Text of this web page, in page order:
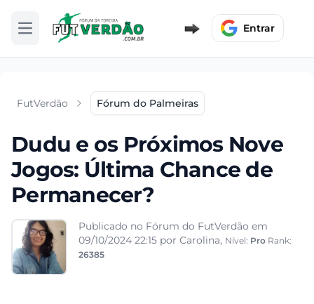
Abrir menu Entrar
FutVerdão Fórum do Palmeiras
Dudu e os Próximos Nove
Jogos: Última Chance de
Permanecer?
Publicado no Fórum do FutVerdão em
09/10/2024 22:15 por Carolina, Nível: Pro Rank:
26385